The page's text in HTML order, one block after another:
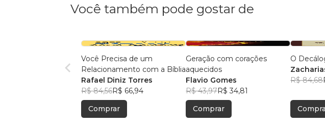
Você também pode gostar de
Você Precisa de um
Relacionamento com a Bíblia
Rafael Diniz Torres
R$ 84,56R$ 66,94
Comprar
Geração com corações
aquecidos
Flavio Gomes
R$ 43,97R$ 34,81
Comprar
O
R$ 84,68